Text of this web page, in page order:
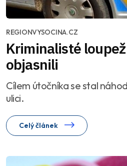
REGIONVYSOCINA.CZ
Kriminalisté
objasnili
Cílem útočníka se stal
ulici.
Celý článek